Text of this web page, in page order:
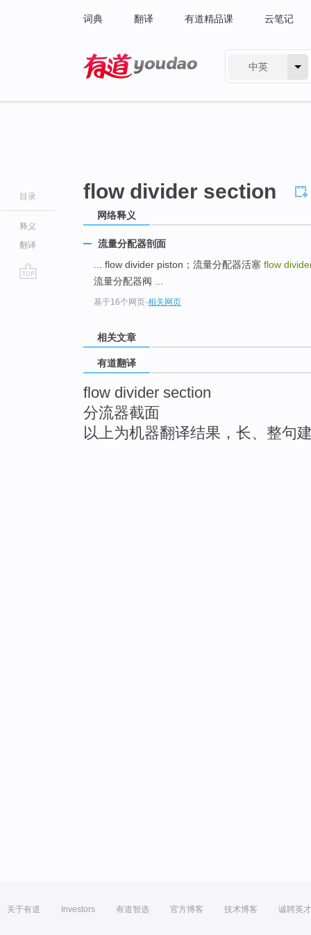
词典 翻译 有道精品课 云笔记
中英
目录
释义
翻译
flow divider section
网络释义
流量分配器剖面
... flow divider piston；流量分配器活塞 flow
流量分配器阀 ...
基于16个网页-相关网页
相关文章
有道翻译
flow divider section
分流器截面
以上为机器翻译结果，长、整句
关于有道 Investors 有道智选 官方博客 技术博客 诚聘英才